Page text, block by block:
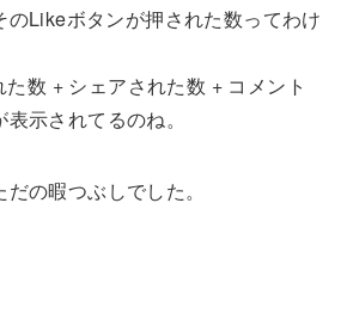
のLikeボタンが押された数ってわけ
数 + シェアされた数 + コメント
示されてるのね。
の暇つぶしでした。